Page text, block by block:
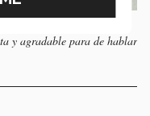
y agradable para de hablar